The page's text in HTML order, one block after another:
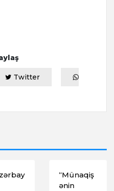
Twitter
“Münaqiş
ənin